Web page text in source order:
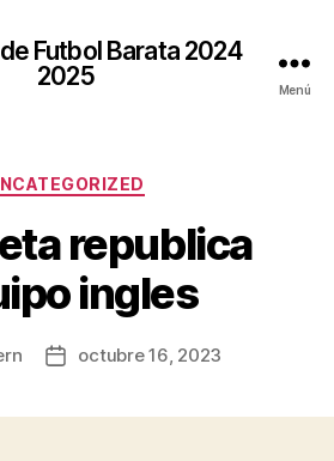
Futbol Barata 2024
2025
Menú
Categorías
republica
ingles
Fechaoctubre 16, 2023